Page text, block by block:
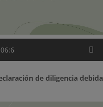
de diligencia debida